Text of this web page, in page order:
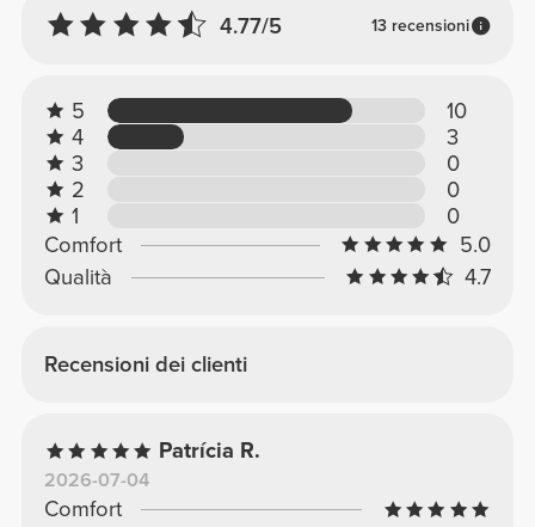
4.77/5 13 recensioni
5
10
4
3
3
0
2
0
1
0
Comfort
5.0
Qualità
4.7
Recensioni dei clienti
Patrícia R.
2026-07-04
Comfort